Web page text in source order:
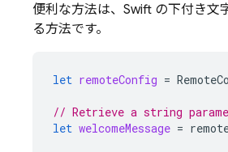
便利な方法は、Swift の下付き文
る方法です。
let remoteConfig =
// Retrieve a string
let welcomeMessage =